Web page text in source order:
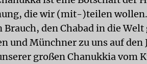
die wir (mit-)teilen
den Chabad in die
und Münchner zu uns auf den
großen Chanukkia vom